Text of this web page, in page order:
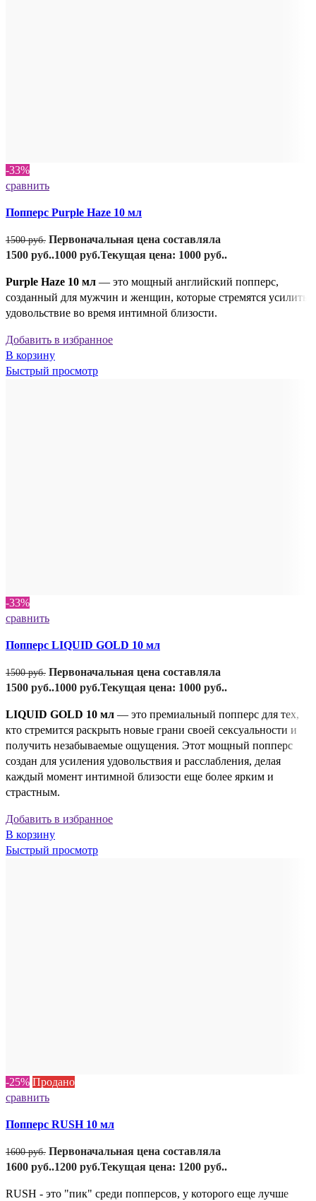
-33%
сравнить
Попперс Purple Haze 10 мл
1500руб. Первоначальная цена составляла
1500 руб..1000 руб.Текущая цена: 1000 руб..
Purple Haze 10 мл — это мощный английский попперс,
созданный для мужчин и женщин, которые стремятся усилить
удовольствие во время интимной близости.
Добавить в избранное
В корзину
Быстрый просмотр
-33%
сравнить
Попперс LIQUID GOLD 10 мл
1500руб. Первоначальная цена составляла
1500 руб..1000 руб.Текущая цена: 1000 руб..
LIQUID GOLD 10 мл — это премиальный попперс для тех,
кто стремится раскрыть новые грани своей сексуальности и
получить незабываемые ощущения. Этот мощный попперс
создан для усиления удовольствия и расслабления, делая
каждый момент интимной близости еще более ярким и
страстным.
Добавить в избранное
В корзину
Быстрый просмотр
-25% Продано
сравнить
Попперс RUSH 10 мл
1600руб. Первоначальная цена составляла
1600 руб..1200 руб.Текущая цена: 1200 руб..
RUSH - это "пик" среди попперсов, у которого еще лучше